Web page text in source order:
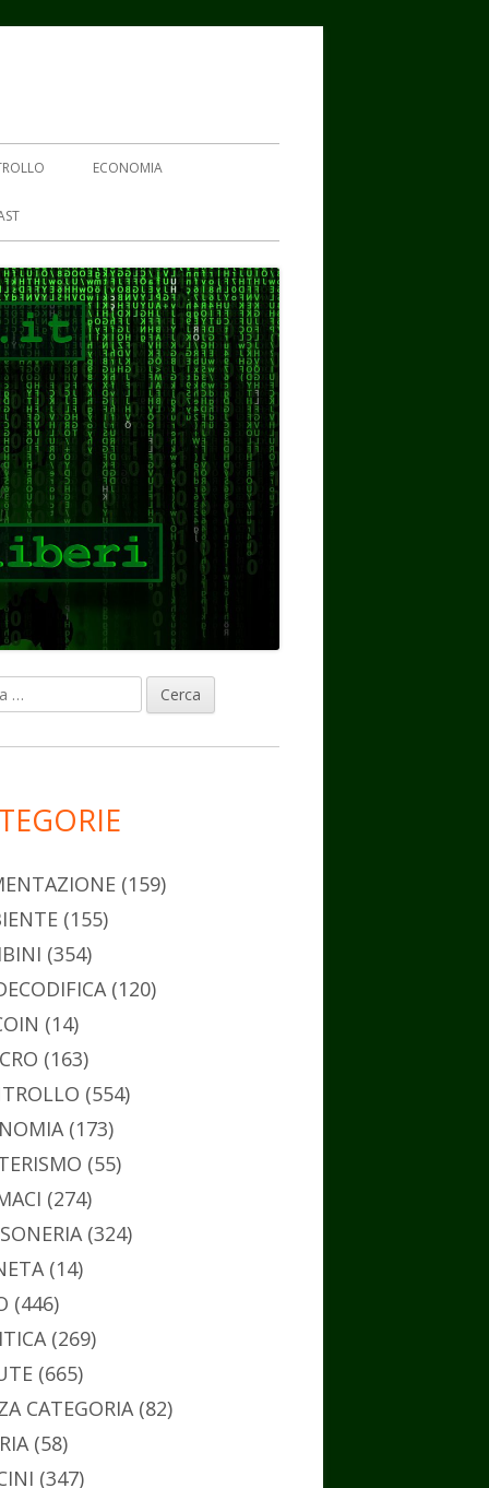
ECONOMIA
(159)
(155)
(354)
(120)
(14)
(163)
(554)
(173)
(55)
(274)
(324)
(14)
(446)
(269)
(665)
CATEGORIA(82)
(58)
(347)